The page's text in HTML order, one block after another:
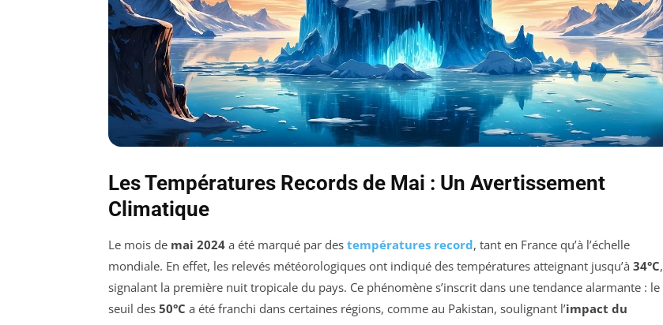
Les Températures Records de Mai : Un Avertissement
Climatique
Le mois de mai 2024 a été marqué par des températures record, tant en France qu’à l’échelle
mondiale. En effet, les relevés météorologiques ont indiqué des températures atteignant jusqu’à 34°C,
signalant la première nuit tropicale du pays. Ce phénomène s’inscrit dans une tendance alarmante : le
seuil des 50°C a été franchi dans certaines régions, comme au Pakistan, soulignant l’impact du